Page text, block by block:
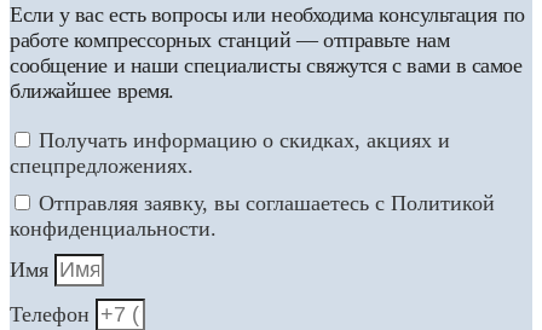
Если у вас есть вопросы или необходима консультация по
работе компрессорных станций — отправьте нам
сообщение и наши специалисты свяжутся с вами в самое
ближайшее время.
Получать информацию о скидках, акциях и
спецпредложениях.
Отправляя заявку, вы соглашаетесь с Политикой
конфиденциальности.
Имя
Телефон